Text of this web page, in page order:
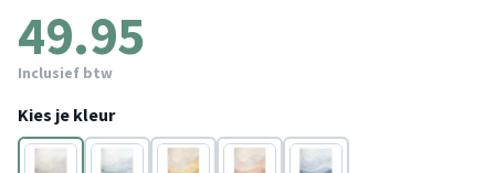
49.95
Inclusief btw
Kies je kleur